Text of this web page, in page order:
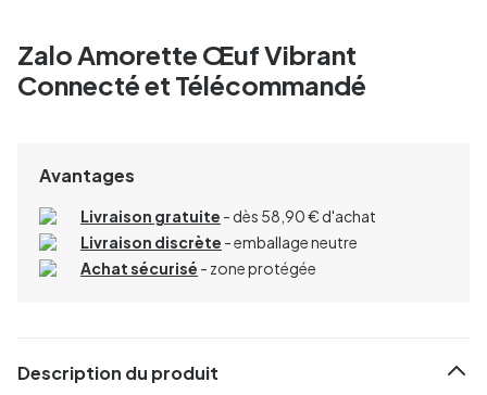
Zalo Amorette Œuf Vibrant
Connecté et Télécommandé
Avantages
Livraison gratuite - dès 58,90 € d'achat
Livraison discrète - emballage neutre
Achat sécurisé - zone protégée
Description du produit